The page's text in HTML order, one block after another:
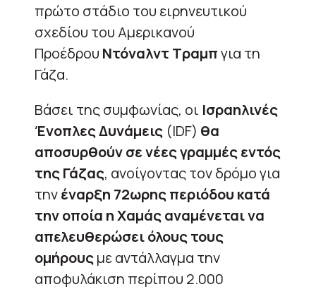
πρώτο στάδιο του ειρηνευτικού
σχεδίου του Αμερικανού
Προέδρου Ντόναλντ Τραμπγια τη
Γάζα.
Βάσει της συμφωνίας, οι Ισραηλινές
Ένοπλες Δυνάμεις (IDF) θα
αποσυρθούν σε νέες γραμμές εντός
της Γάζας, ανοίγοντας τον δρόμο για
τηνέναρξη 72ωρης περιόδου κατά
την οποία η Χαμάς αναμένεται να
απελευθερώσει όλους τους
ομήρουςμε αντάλλαγμα την
αποφυλάκιση περίπου 2.000